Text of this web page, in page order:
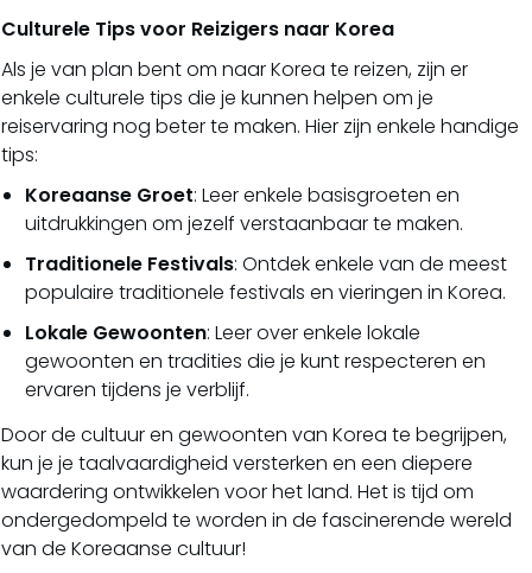
Culturele Tips voor Reizigers naar Korea
Als je van plan bent om naar Korea te reizen, zijn er
enkele culturele tips die je kunnen helpen om je
reiservaring nog beter te maken. Hier zijn enkele handige
tips:
Koreaanse Groet: Leer enkele basisgroeten en
uitdrukkingen om jezelf verstaanbaar te maken.
Traditionele Festivals: Ontdek enkele van de meest
populaire traditionele festivals en vieringen in Korea.
Lokale Gewoonten: Leer over enkele lokale
gewoonten en tradities die je kunt respecteren en
ervaren tijdens je verblijf.
Door de cultuur en gewoonten van Korea te begrijpen,
kun je je taalvaardigheid versterken en een diepere
waardering ontwikkelen voor het land. Het is tijd om
ondergedompeld te worden in de fascinerende wereld
van de Koreaanse cultuur!